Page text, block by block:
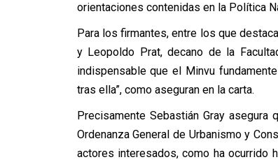
orientaciones contenidas en la Política
Para los firmantes, entre los que
y Leopoldo Prat, decano de la
indispensable que el Minvu
tras ella”, como aseguran en la carta.
Precisamente Sebastián Gray
Ordenanza General de Urbanismo y
actores interesados, como ha ocurrido